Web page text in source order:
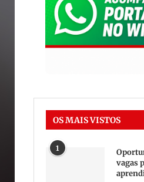
OS MAIS VISTOS
1
vagas